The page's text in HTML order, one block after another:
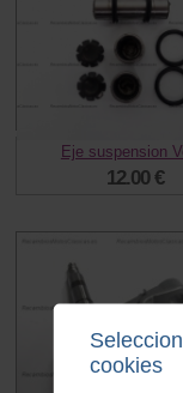
Eje suspension
12.00 €
cookies